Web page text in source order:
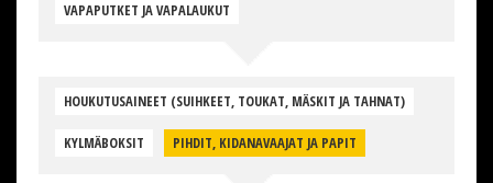
VAPAPUTKET JA VAPALAUKUT
HOUKUTUSAINEET (SUIHKEET, TOUKAT, MÄSKIT JA TAHNAT)
KYLMÄBOKSIT PIHDIT, KIDANAVAAJAT JA PAPIT